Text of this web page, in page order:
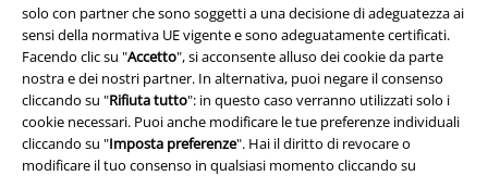
solo con partner che sono soggetti a una decisione di adeguatezza ai
sensi della normativa UE vigente e sono adeguatamente certificati.
Facendo clic su "Accetto", si acconsente alluso dei cookie da parte
nostra e dei nostri partner. In alternativa, puoi negare il consenso
cliccando su "Rifiuta tutto": in questo caso verranno utilizzati solo i
cookie necessari. Puoi anche modificare le tue preferenze individuali
cliccando su "Imposta preferenze". Hai il diritto di revocare o
modificare il tuo consenso in qualsiasi momento cliccando su
campo dedicato del carrello. Libri, media (CD, DVD, vinili, ecc.), Funko
Pop!, biglietti, articoli Rammstein, (Till) Lindemann, Die Ärzte, Die Toten
Hosen, Feine Sahne Fischfilet, Broilers, Böhse Onkelz, buoni regalo e
articoli che prevedono una donazione nel prezzo sono esclusi dalla
promo.